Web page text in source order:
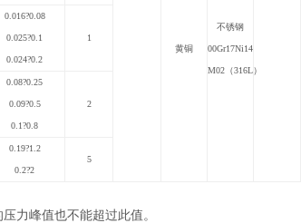
黄铜
不锈钢
00Gr17Ni14
M02 （316L）
0.016?0.08
0.025?0.1
0.024?0.2
1
0.08?0.25
0.09?0.5
0.1?0.8
2
0.19?1.2
0.2?2
5
力峰值也不能超过此值。